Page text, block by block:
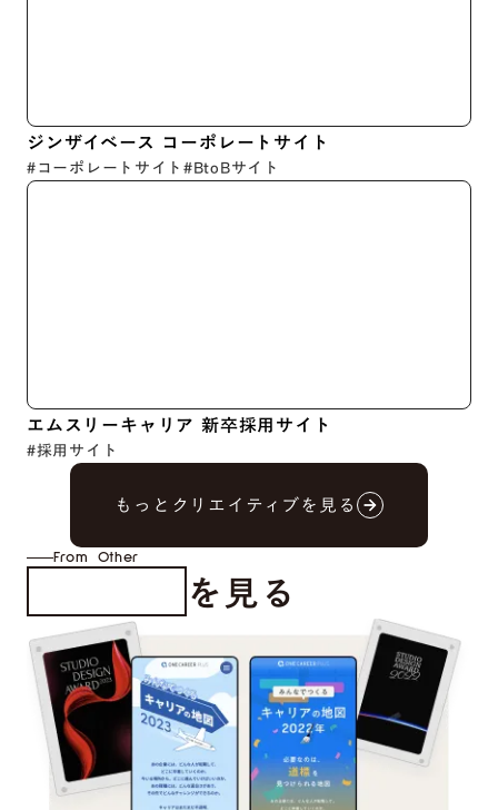
ジンザイベース コーポレートサイト
#コーポレートサイト#BtoBサイト
エムスリーキャリア 新卒採用サイト
#採用サイト
もっとクリエイティブを見る arrow_forward
arrow_forward
From Other を見る